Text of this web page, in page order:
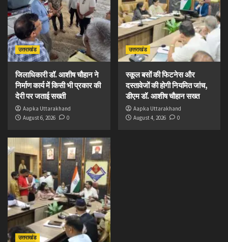
उत्तराखंड
जिलाधिकारी डॉ. आशीष चौहान ने
निर्माण कार्य में किसी भी प्रकार की
देरी पर जताई सख्ती
Aapka Uttarakhand
August 6, 2026
0
उत्तराखंड
स्कूल बसों की फिटनेस और
दस्तावेजों की होगी नियमित जांच,
डीएम डॉ. आशीष चौहान सख्त
Aapka Uttarakhand
August 4, 2026
0
उत्तराखंड